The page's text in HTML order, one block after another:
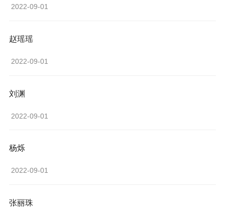
2022-09-01
赵瑶瑶
2022-09-01
刘渊
2022-09-01
杨烁
2022-09-01
张丽珠